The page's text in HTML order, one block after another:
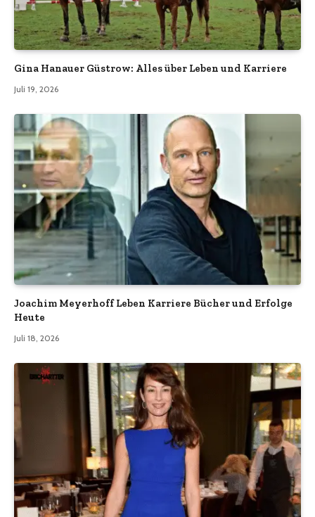
Gina Hanauer Güstrow: Alles über Leben und Karriere
Juli 19, 2026
Joachim Meyerhoff Leben Karriere Bücher und Erfolge
Heute
Juli 18, 2026